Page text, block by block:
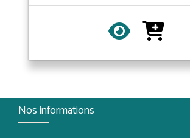
Nos informations